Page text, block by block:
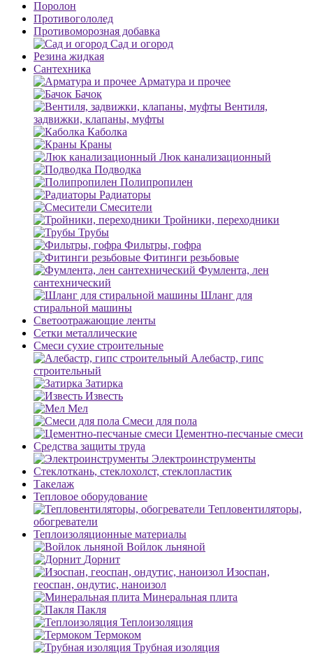
Поролон
Противогололед
Противоморозная добавка
Сад и огород
Резина жидкая
Сантехника
Арматура и прочее
Бачок
Вентиля,
задвижки, клапаны, муфты
Каболка
Краны
Люк канализационный
Подводка
Полипропилен
Радиаторы
Смесители
Тройники, переходники
Трубы
Фильтры, гофра
Фитинги резьбовые
Фумлента, лен
сантехнический
Шланг для
стиральной машины
Светоотражающие ленты
Сетки металлические
Смеси сухие строительные
Алебастр, гипс
строительный
Затирка
Известь
Мел
Смеси для пола
Цементно-песчаные смеси
Средства защиты труда
Электроинструменты
Стеклоткань, стеклохолст, стеклопластик
Такелаж
Тепловое оборудование
Тепловентиляторы,
обогреватели
Теплоизоляционные материалы
Войлок льняной
Дорнит
Изоспан,
геоспан, ондутис, наноизол
Минеральная плита
Пакля
Теплоизоляция
Термоком
Трубная изоляция